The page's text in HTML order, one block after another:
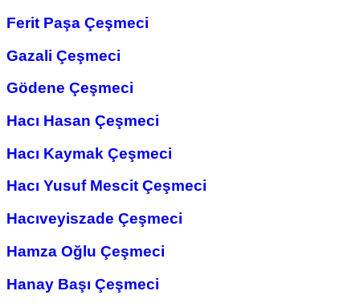
Ferit Paşa Çeşmeci
Gazali Çeşmeci
Gödene Çeşmeci
Hacı Hasan Çeşmeci
Hacı Kaymak Çeşmeci
Hacı Yusuf Mescit Çeşmeci
Hacıveyiszade Çeşmeci
Hamza Oğlu Çeşmeci
Hanay Başı Çeşmeci